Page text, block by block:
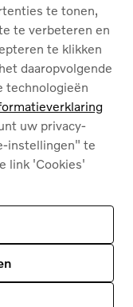
het privacybeleid van Google
of licentiegevers).
te tonen,
te verbeteren en
te klikken
daaropvolgende
technologieën
uw privacy-
instellingen" te
link 'Cookies'